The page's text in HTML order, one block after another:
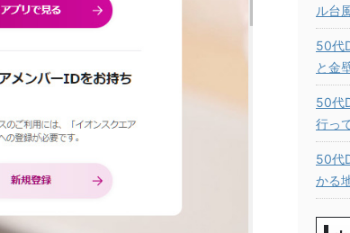
ル台
50代
と金
50代
行っ
50代
かる